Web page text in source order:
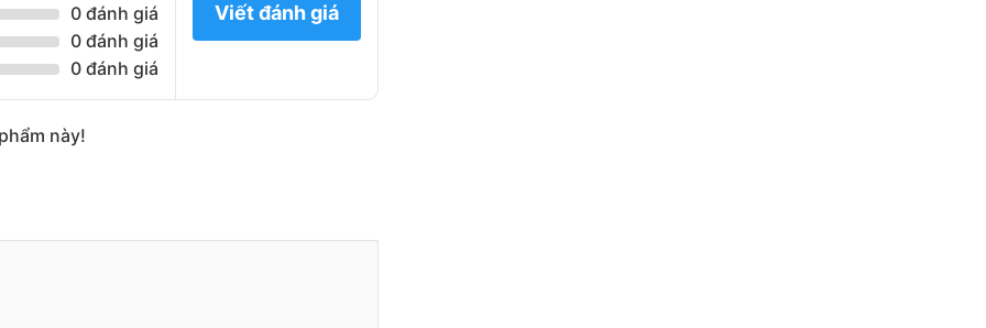
cần gia cố lại các mối hàn nếu có hiện
sắt chịu tải 500kg hãy nhanh tay
nghiệm tư vấn chi tiết bạn nhé.
0 đánh giá
0 đánh giá
0 đánh giá
Viết đánh giá
này!